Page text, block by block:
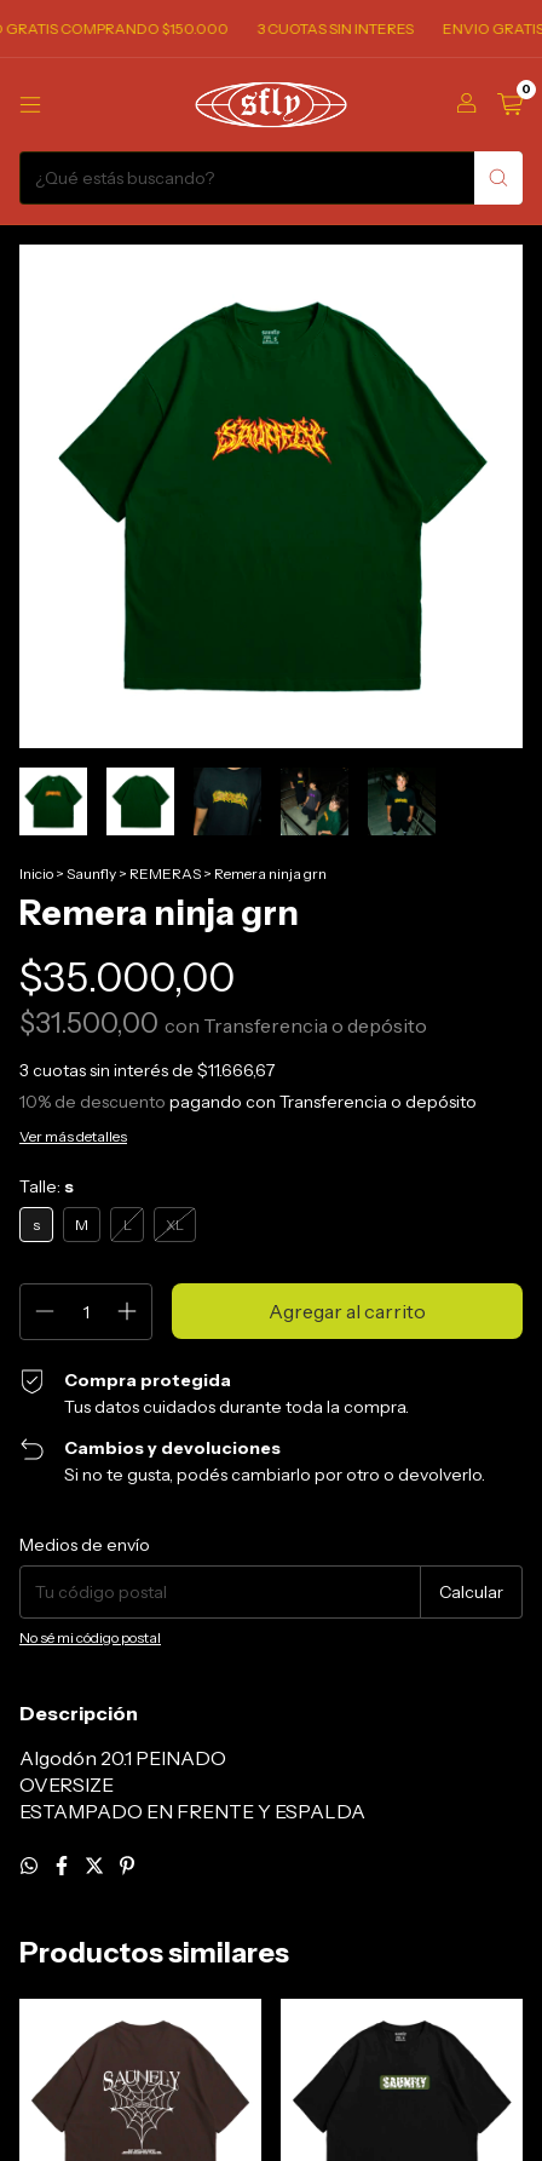
COMPRANDO $150.000 3 CUOTAS SIN INTERES ENVIO
0
Inicio > Saunfly > REMERAS > Remera ninja grn
Remera ninja grn
$35.000,00
$31.500,00 con Transferencia o depósito
3 cuotas sin interés de $11.666,67
10% de descuento pagando con Transferencia o depósito
Ver más detalles
Talle: s
s M L XL
Compra protegida
Tus datos cuidados durante toda la compra.
Cambios y devoluciones
Si no te gusta, podés cambiarlo por otro o devolverlo.
Entregas para el CP:
Medios de envío
Calcular
No sé mi código postal
Descripción
Algodón 20.1 PEINADO
OVERSIZE
ESTAMPADO EN FRENTE Y ESPALDA
Productos similares